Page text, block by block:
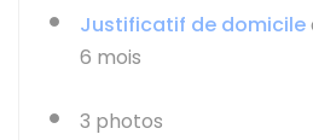
Justificatif de domicile
6 mois
3 photos